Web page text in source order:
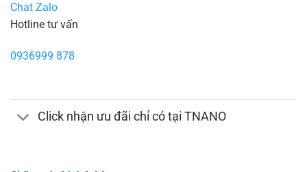
Chat Zalo
Hotline tư vấn
0936999 878
Click nhận ưu đãi chỉ có tại TNANO